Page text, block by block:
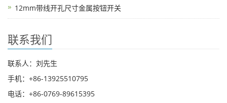
12mm带线开孔尺寸金属按钮开关
联系我们
联系人：刘先生
手机：+86-13925510795
电话：+86-0769-89615395